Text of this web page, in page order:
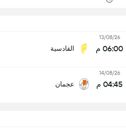
13/08/26
06:00 م القادسية
14/08/26
04:45 م عجمان